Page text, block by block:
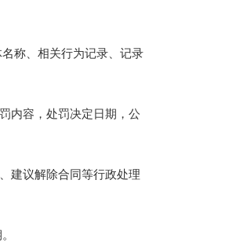
称、相关行为记录、记录
内容，处罚决定日期，公
建议解除合同等行政处理